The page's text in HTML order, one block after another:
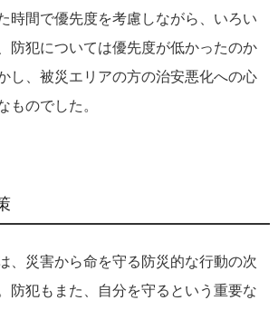
時間で優先度を考慮しながら、いろい
防犯については優先度が低かったのか
し、被災エリアの方の治安悪化への心
のでした。
、災害から命を守る防災的な行動の次
防犯もまた、自分を守るという重要な